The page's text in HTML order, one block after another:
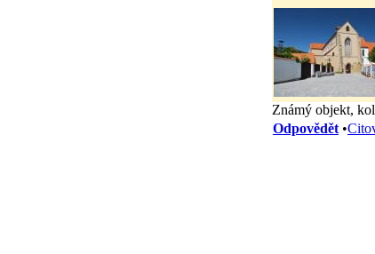
Známý objekt,
Odpovědět •